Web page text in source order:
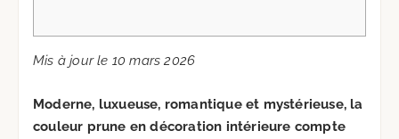
Mis à jour le 10 mars 2026
Moderne, luxueuse, romantique et mystérieuse, la
couleur prune en décoration intérieure compte